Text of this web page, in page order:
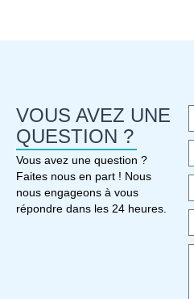
VOUS AVEZ UNE
QUESTION ?
Vous avez une question ?
Faites nous en part ! Nous
nous engageons à vous
répondre dans les 24 heures.